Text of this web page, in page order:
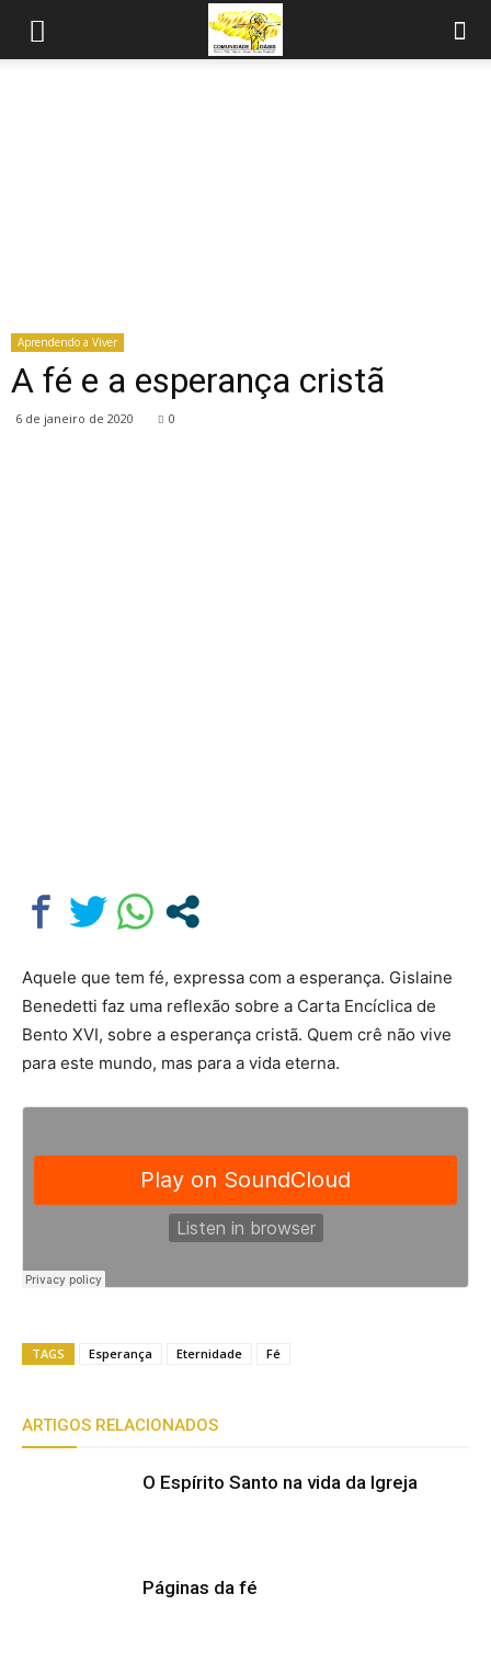
Aprendendo a Viver
A fé e a esperança cristã
6 de janeiro de 2020 0
Aquele que tem fé, expressa com a esperança. Gislaine
Benedetti faz uma reflexão sobre a Carta Encíclica de
Bento XVI, sobre a esperança cristã. Quem crê não vive
para este mundo, mas para a vida eterna.
TAGS Esperança Eternidade Fé
ARTIGOS RELACIONADOS
O Espírito Santo na vida da Igreja
Páginas da fé